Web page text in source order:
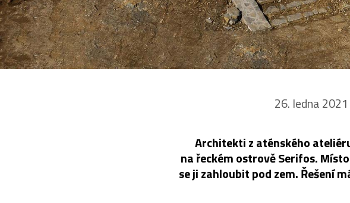
26. ledna 2021
Architekti z aténského
na řeckém ostrově Serifos.
se ji zahloubit pod zem. Řešení